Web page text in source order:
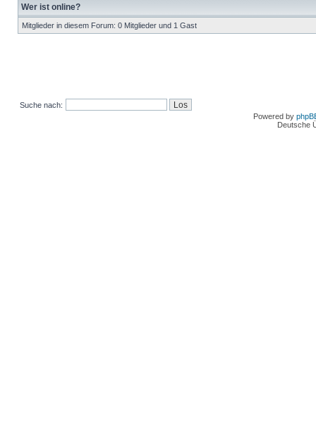
Wer ist online?
Mitglieder in diesem Forum: 0 Mitglieder und 1 Gast
Suche nach:
Powered by
Deutsche